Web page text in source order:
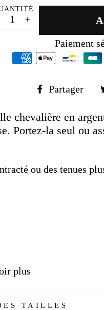
Paiement
Partager
chevalière en
Portez-la seul ou
ou des tenues
plus
TAILLES